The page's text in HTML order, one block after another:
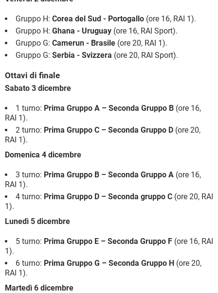
Gruppo H: Corea del Sud - Portogallo (ore 16, RAI 1).
Gruppo H: Ghana - Uruguay (ore 16, RAI Sport).
Gruppo G: Camerun - Brasile (ore 20, RAI 1).
Gruppo G: Serbia - Svizzera (ore 20, RAI Sport).
Ottavi di finale
Sabato 3 dicembre
1 turno: Prima Gruppo A – Seconda Gruppo B (ore 16,
RAI 1).
2 turno: Prima Gruppo C – Seconda Gruppo D (ore 20,
RAI 1).
Domenica 4 dicembre
3 turno: Prima Gruppo B – Seconda Gruppo A (ore 16,
RAI 1).
4 turno: Prima Gruppo D – Seconda gruppo C (ore 20, RAI
1).
Lunedì 5 dicembre
5 turno: Prima Gruppo E – Seconda Gruppo F (ore 16, RAI
1).
6 turno: Prima Gruppo G – Seconda Gruppo H (ore 20,
RAI 1).
Martedì 6 dicembre